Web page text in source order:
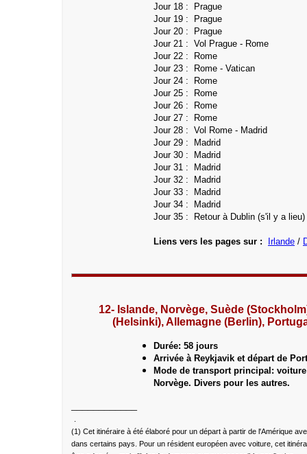
Jour 18 : Prague
Jour 19 :
Prague
Jour 20 : Prague
Jour 21 : Vol Prague - Rome
Jour 22 : Rome
Jour 23 : Rome - Vatican
Jour 24 : Rome
Jour 25 : Rome
Jour 26 : Rome
Jour 27 :
Rome
Jour 28 : Vol Rome - Madrid
Jour 29 : Madrid
Jour 30 :
Madrid
Jour 31 : Madrid
Jour 32 :
Madrid
Jour 33 : Madrid
Jour 34 : Madrid
Jour 35 : Retour à Dublin (s'il y a lieu)
Liens vers les pages sur : Irlande /
12- Islande, Norvège, Suède
(Helsinki), Allemagne (Berlin),
Durée: 58 jours
Arrivée à Reykjavik et départ de
Mode de transport principal:
Norvège. Divers pour les autres.
(1) Cet itinéraire à été élaboré pour un départ à partir de l'Amérique
dans certains pays. Pour un résident européen avec voiture, cet